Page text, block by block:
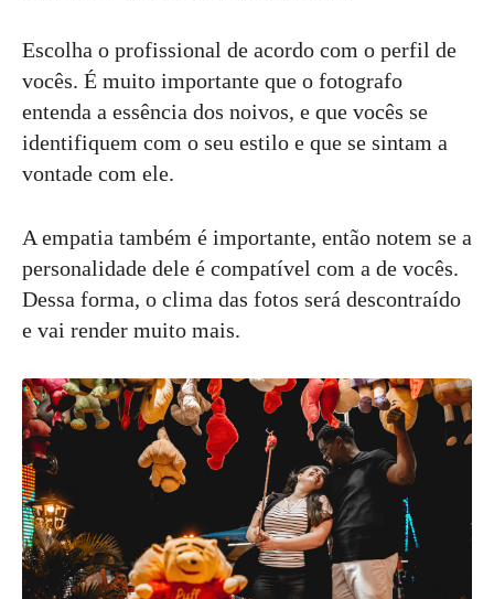
Escolha o profissional de acordo com o perfil de
vocês. É muito importante que o fotografo
entenda a essência dos noivos, e que vocês se
identifiquem com o seu estilo e que se sintam a
vontade com ele.
A empatia também é importante, então notem se a
personalidade dele é compatível com a de vocês.
Dessa forma, o clima das fotos será descontraído
e vai render muito mais.